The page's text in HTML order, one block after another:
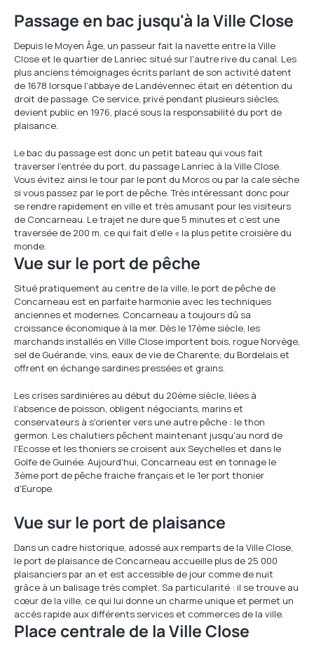
Passage en bac jusqu'à la Ville Close
Depuis le Moyen Âge, un passeur fait la navette entre la Ville
Close et le quartier de Lanriec situé sur l'autre rive du canal. Les
plus anciens témoignages écrits parlant de son activité datent
de 1678 lorsque l'abbaye de Landévennec était en détention du
droit de passage. Ce service, privé pendant plusieurs siècles,
devient public en 1976, placé sous la responsabilité du port de
plaisance.
Le bac du passage est donc un petit bateau qui vous fait
traverser l'entrée du port, du passage Lanriec à la Ville Close.
Vous évitez ainsi le tour par le pont du Moros ou par la cale sèche
si vous passez par le port de pêche. Très intéressant donc pour
se rendre rapidement en ville et très amusant pour les visiteurs
de Concarneau. Le trajet ne dure que 5 minutes et c’est une
traversée de 200 m, ce qui fait d’elle « la plus petite croisière du
monde.
Vue sur le port de pêche
Situé pratiquement au centre de la ville, le port de pêche de
Concarneau est en parfaite harmonie avec les techniques
anciennes et modernes. Concarneau a toujours dû sa
croissance économique à la mer. Dès le 17ème siècle, les
marchands installés en Ville Close importent bois, rogue Norvège,
sel de Guérande, vins, eaux de vie de Charente, du Bordelais et
offrent en échange sardines pressées et grains.
Les crises sardinières au début du 20ème siècle, liées à
l'absence de poisson, obligent négociants, marins et
conservateurs à s'orienter vers une autre pêche : le thon
germon. Les chalutiers pêchent maintenant jusqu'au nord de
l'Ecosse et les thoniers se croisent aux Seychelles et dans le
Golfe de Guinée. Aujourd'hui, Concarneau est en tonnage le
3ème port de pêche fraiche français et le 1er port thonier
d'Europe.
Vue sur le port de plaisance
Dans un cadre historique, adossé aux remparts de la Ville Close,
le port de plaisance de Concarneau accueille plus de 25 000
plaisanciers par an et est accessible de jour comme de nuit
grâce à un balisage très complet. Sa particularité : il se trouve au
cœur de la ville, ce qui lui donne un charme unique et permet un
accès rapide aux différents services et commerces de la ville.
Place centrale de la Ville Close